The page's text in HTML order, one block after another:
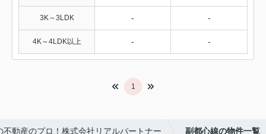
3K～3LDK - -
4K～4LDK以上 - -
1
不動産のプロ！株式会社リアルパートナー 副都心線の物件一覧